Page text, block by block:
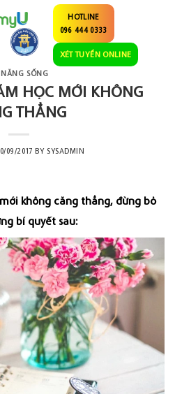
HOTLINE
096 444 0333
XÉT TUYỂN ONLINE
NĂNG SỐNG
HỌC MỚI KHÔNG
THẲNG
09/2017 BY SYSADMIN
không căng thẳng, đừng bỏ
bí quyết sau: